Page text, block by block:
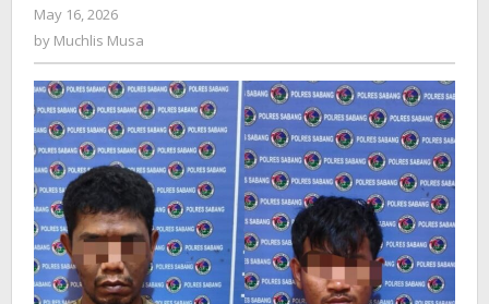
Narkotika
Sabu
May 16, 2026
by Muchlis Musa